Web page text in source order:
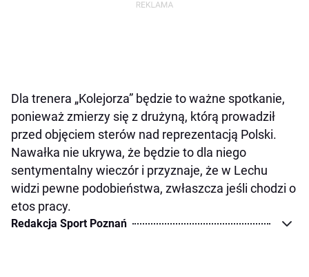
Dla trenera „Kolejorza” będzie to ważne spotkanie,
ponieważ zmierzy się z drużyną, którą prowadził
przed objęciem sterów nad reprezentacją Polski.
Nawałka nie ukrywa, że będzie to dla niego
sentymentalny wieczór i przyznaje, że w Lechu
widzi pewne podobieństwa, zwłaszcza jeśli chodzi o
etos pracy.
Redakcja Sport Poznań